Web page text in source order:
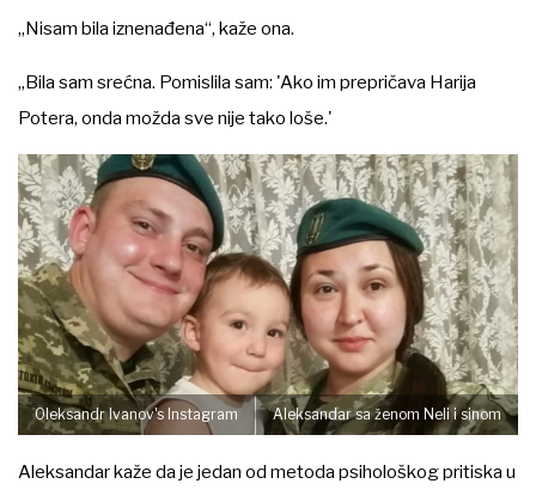
„Nisam bila iznenađena“, kaže ona.
„Bila sam srećna. Pomislila sam: 'Ako im prepričava Harija
Potera, onda možda sve nije tako loše.'
Oleksandr Ivanov's Instagram Aleksandar sa ženom Neli i sinom
Aleksandar kaže da je jedan od metoda psihološkog pritiska u